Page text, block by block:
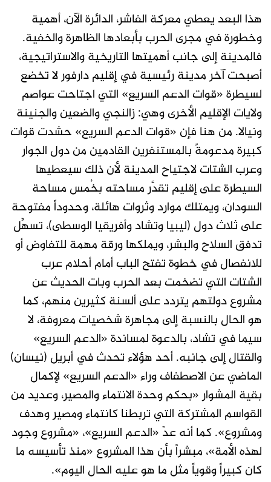
هذا البعد يعطي معركة الفاشر، الدائرة الآن، أهمية
وخطورة في مجرى الحرب بأبعادها الظاهرة والخفية.
فالمدينة إلى جانب أهميتها التاريخية والاستراتيجية،
أصبحت آخر مدينة رئيسية في إقليم دارفور لا تخضع
لسيطرة «قوات الدعم السريع» التي اجتاحت عواصم
ولايات الإقليم الأخرى وهي: زالنجي والضعين والجنينة
ونيالا. من هنا فإن «قوات الدعم السريع» حشدت قوات
كبيرة مدعومةً بالمستنفرين القادمين من دول الجوار
وعرب الشتات لاجتياح المدينة لأن ذلك سيعطيها
السيطرة على إقليم تقدَّر مساحته بخُمس مساحة
السودان، ويمتلك موارد وثروات هائلة، وحدوداً مفتوحة
على ثلاث دول (ليبيا وتشاد وأفريقيا الوسطى)، تسهِّل
تدفق السلاح والبشر، ويملكها ورقة مهمة للتفاوض أو
للانفصال في خطوة تفتح الباب أمام أحلام عرب
الشتات التي تضخمت بعد الحرب وبات الحديث عن
مشروع دولتهم يتردد على ألسنة كثيرين منهم، كما
هو الحال بالنسبة إلى مجاهرة شخصيات معروفة، لا
سيما في تشاد، بالدعوة لمساندة «الدعم السريع»
والقتال إلى جانبه. أحد هؤلاء تحدث في أبريل (نيسان)
الماضي عن الاصطفاف وراء «الدعم السريع» لإكمال
بقية المشوار «بحكم وحدة الانتماء والمصير، وعديد من
القواسم المشتركة التي تربطنا كانتماء ومصير وهدف
ومشروع». كما أنه عدّ «الدعم السريع»، «مشروع وجود
لهذه الأمة»، مبشراً بأن هذا المشروع «منذ تأسيسه ما
كان كبيراً وقوياً مثل ما هو عليه الحال اليوم».